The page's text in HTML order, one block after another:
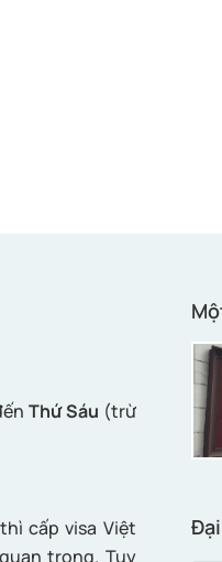
Thứ Sáu (trừ
cấp visa Việt
trọng. Tuy